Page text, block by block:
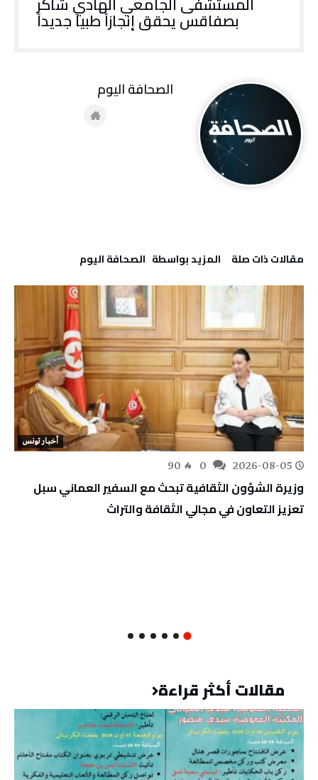
بصفاقس يحقق إنجازاً طبياً جديداً
‫مقالات ذات صلة‬ ‫‫المزيد بواسطة‬ ‬ ‭ ‬الصحافة‭ ‬اليوم
أخبار تونس
2026-08-05
90
وزيرة الشؤون الثقافية تبحث مع السفير العماني سبل
تعزيز التعاون في مجالي الثقافة والتراث
مقالات أكثر قراءة